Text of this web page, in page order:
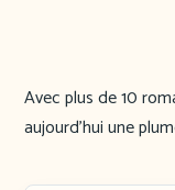
Avec plus de 10
aujourd’hui une